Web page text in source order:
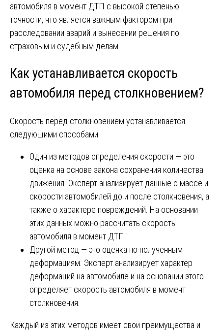
автомобиля в момент ДТП с высокой степенью
точности, что является важным фактором при
расследовании аварий и вынесении решения по
страховым и судебным делам.
Как устанавливается скорость
автомобиля перед столкновением?
Скорость перед столкновением устанавливается
следующими способами:
Один из методов определения скорости — это
оценка на основе закона сохранения количества
движения. Эксперт анализирует данные о массе и
скорости автомобилей до и после столкновения, а
также о характере повреждений. На основании
этих данных можно рассчитать скорость
автомобиля в момент ДТП.
Другой метод — это оценка по полученным
деформациям. Эксперт анализирует характер
деформаций на автомобиле и на основании этого
определяет скорость автомобиля в момент
столкновения.
Каждый из этих методов имеет свои преимущества и